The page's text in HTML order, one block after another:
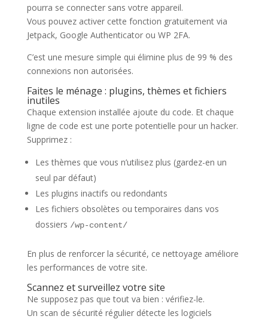
pourra se connecter sans votre appareil.
Vous pouvez activer cette fonction gratuitement via
Jetpack, Google Authenticator ou WP 2FA.
C’est une mesure simple qui élimine plus de 99 % des
connexions non autorisées.
Faites le ménage : plugins, thèmes et fichiers
inutiles
Chaque extension installée ajoute du code. Et chaque
ligne de code est une porte potentielle pour un hacker.
Supprimez :
Les thèmes que vous n’utilisez plus (gardez-en un
seul par défaut)
Les plugins inactifs ou redondants
Les fichiers obsolètes ou temporaires dans vos
dossiers /wp-content/
En plus de renforcer la sécurité, ce nettoyage améliore
les performances de votre site.
Scannez et surveillez votre site
Ne supposez pas que tout va bien : vérifiez-le.
Un scan de sécurité régulier détecte les logiciels